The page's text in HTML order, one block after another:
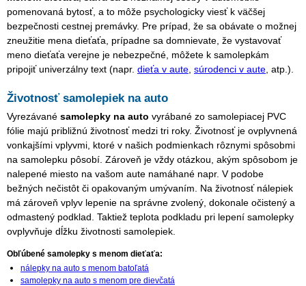
pomenovaná bytosť, a to môže psychologicky viesť k väčšej
bezpečnosti cestnej premávky. Pre prípad, že sa obávate o možnej
zneužitie mena dieťaťa, prípadne sa domnievate, že vystavovať
meno dieťaťa verejne je nebezpečné, môžete k samolepkám
pripojiť univerzálny text (napr. dieťa v aute súrodenci v aute , atp.).
Životnosť samolepiek na auto
Vyrezávané samolepky na auto vyrábané zo samolepiacej PVC
fólie majú približnú životnosť medzi tri roky. Životnosť je ovplyvnená
vonkajšími vplyvmi, ktoré v našich podmienkach rôznymi spôsobmi
na samolepku pôsobí. Zároveň je vždy otázkou, akým spôsobom je
nalepené miesto na vašom aute namáhané napr. V podobe
bežných nečistôt či opakovaným umývaním. Na životnosť nálepiek
má zároveň vplyv lepenie na správne zvolený, dokonale očistený a
odmastený podklad. Taktiež teplota podkladu pri lepení samolepky
ovplyvňuje dĺžku životnosti samolepiek.
Obľúbené samolepky s menom dieťaťa:
nálepky na auto s menom batoľatá
samolepky na auto s menom pre dievčatá